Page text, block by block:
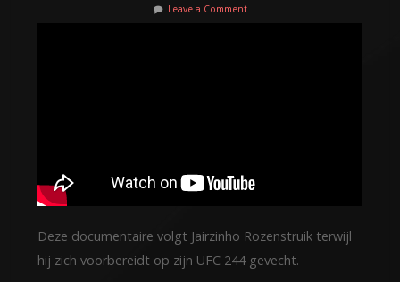
Leave a Comment
Deze documentaire volgt Jairzinho Rozenstruik terwijl
hij zich voorbereidt op zijn UFC 244 gevecht.